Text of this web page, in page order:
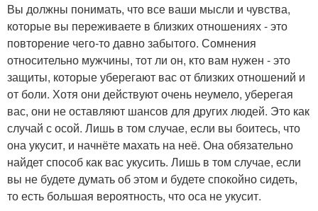
Вы должны понимать, что все ваши мысли и чувства,
которые вы переживаете в близких отношениях - это
повторение чего-то давно забытого. Сомнения
относительно мужчины, тот ли он, кто вам нужен - это
защиты, которые уберегают вас от близких отношений и
от боли. Хотя они действуют очень неумело, уберегая
вас, они не оставляют шансов для других людей. Это как
случай с осой. Лишь в том случае, если вы боитесь, что
она укусит, и начнёте махать на неё. Она обязательно
найдет способ как вас укусить. Лишь в том случае, если
вы не будете думать об этом и будете спокойно сидеть,
то есть большая вероятность, что оса не укусит.